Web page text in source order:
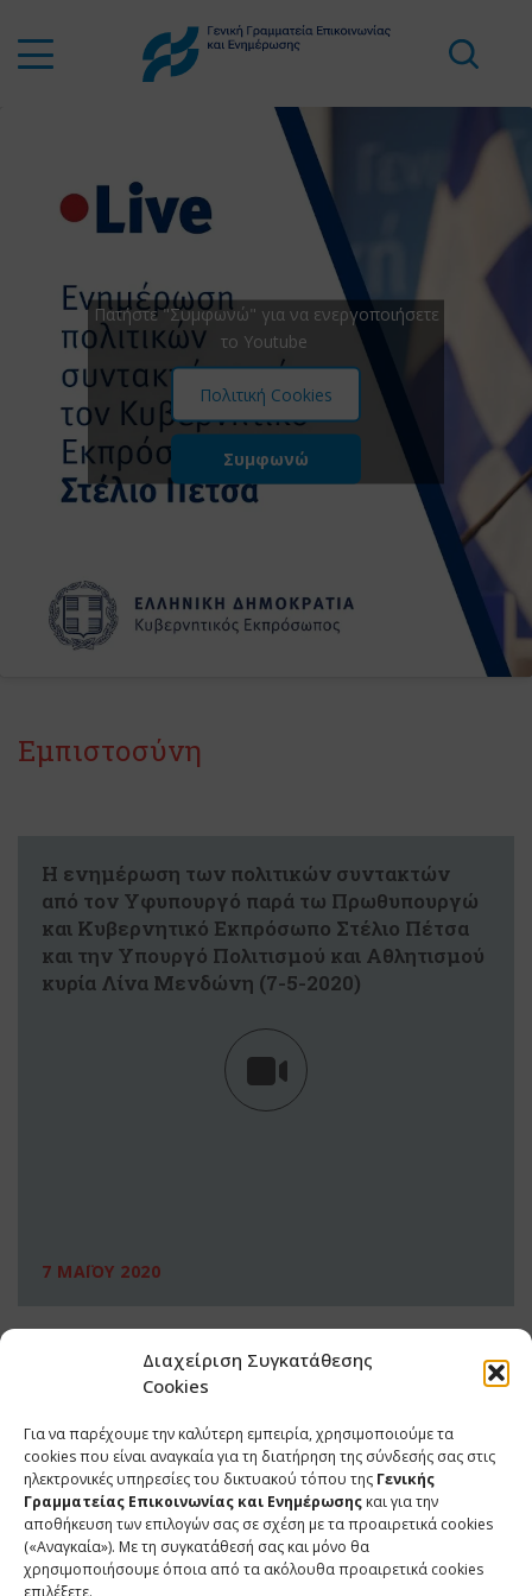
Διαχείριση Συγκατάθεσης
Cookies
Για να παρέχουμε την καλύτερη εμπειρία, χρησιμοποιούμε τα
cookies που είναι αναγκαία για τη διατήρηση της σύνδεσής σας στις
ηλεκτρονικές υπηρεσίες του δικτυακού τόπου της Γενικής
Γραμματείας Επικοινωνίας και Ενημέρωσης και για την
αποθήκευση των επιλογών σας σε σχέση με τα προαιρετικά cookies
(«Αναγκαία»). Με τη συγκατάθεσή σας και μόνο θα
χρησιμοποιήσουμε όποια από τα ακόλουθα προαιρετικά cookies
επιλέξετε.
Πατήστε "Συμφωνώ" για να ενεργοποιήσετε
το Youtube
Πολιτική Cookies
Συμφωνώ
Εμπιστοσύνη
Η ενημέρωση των πολιτικών συντακτών
από τον Υφυπουργό παρά τω Πρωθυπουργώ
και Κυβερνητικό Εκπρόσωπο Στέλιο Πέτσα
και την Υπουργό Πολιτισμού και Αθλητισμού
κυρία Λίνα Μενδώνη (7-5-2020)
7 ΜΑΪΟΥ 2020
ΕΠΙΚΟΙΝΩΝΙΑ